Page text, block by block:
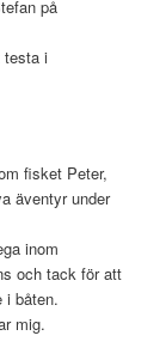
på
testa i
fisket Peter,
äventyr under
inom
och tack för att
i båten.
mig.